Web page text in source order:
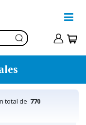
total de 770